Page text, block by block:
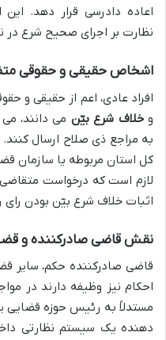
اعاده دادرسی قرار دهد.
نظارت بر اجرای صحیح شرع
اشخاص حقیقی و حقوقی
افراد عادی، اعم از حقیقی و
وخلاف شرع بیّن
به مراجع ذی صلاح ارسال
کل استان مربوطه یا سازمان
لازم است که درخواست
اثبات خلاف شرع بیّن بودن رای
نقش قاضی صادرکننده و
قاضی صادرکننده حکم، سایر
احکام نیز وظیفه دارند در
مستدلاً به رئیس حوزه قضایی
دهنده یک سیستم نظارتی